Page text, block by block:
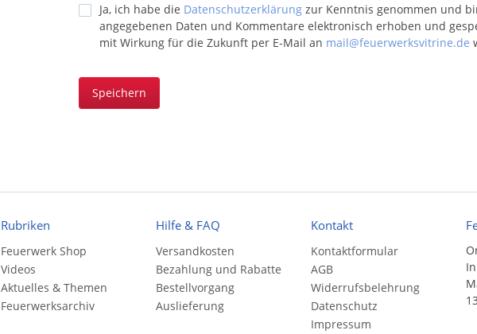
Ja, ich habe die Datenschutzerklärungzur Kenntnis genommen und
angegebenen Daten und Kommentare elektronisch erhoben und
mit Wirkung für die Zukunft per E-Mail an mail@feuerwerksvitrine.de
Speichern
Rubriken
Feuerwerk Shop
Videos
Aktuelles & Themen
Feuerwerksarchiv
Hilfe & FAQ
Versandkosten
Bezahlung und Rabatte
Bestellvorgang
Auslieferung
Kontakt
Kontaktformular
AGB
Widerrufsbelehrung
Datenschutz
Impressum